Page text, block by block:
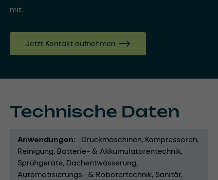
mit.
Jetzt Kontakt aufnehmen
Technische Daten
Anwendungen Druckmaschinen Kompressoren
Reinigung Batterie- & Akkumulatorentechnik
Sprühgeräte Dachentwässerung
Automatisierungs- & Robotertechnik Sanitär